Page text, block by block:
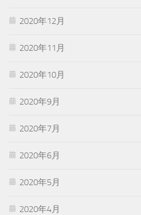
2020年12月
2020年11月
2020年10月
2020年9月
2020年7月
2020年6月
2020年5月
2020年4月